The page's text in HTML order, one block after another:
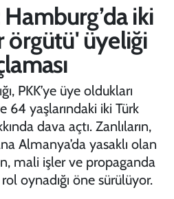
Hamburg’da iki
örgütü' üyeliği
PKK’ye üye oldukları
64 yaşlarındaki iki Türk
dava açtı. Zanlıların,
Almanya’da yasaklı olan
mali işler ve propaganda
oynadığı öne sürülüyor.
ve Fikstür